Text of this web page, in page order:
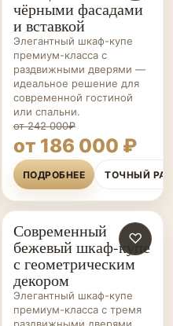
чёрными фасадами
и вставкой
Элегантный шкаф-купе
премиум-класса с
раздвижными дверями —
идеальное решение для
современной гостиной
или спальни.
от 242 000₽
от 186 000 ₽
ПОДРОБНЕЕ ТОЧНЫЙ
ШКАФЫ-
КУПЕ НА ЗАКАЗ
♡
Современный
бежевый шкаф-купе
с геометрическим
декором
Элегантный шкаф-купе
премиум-класса с тремя